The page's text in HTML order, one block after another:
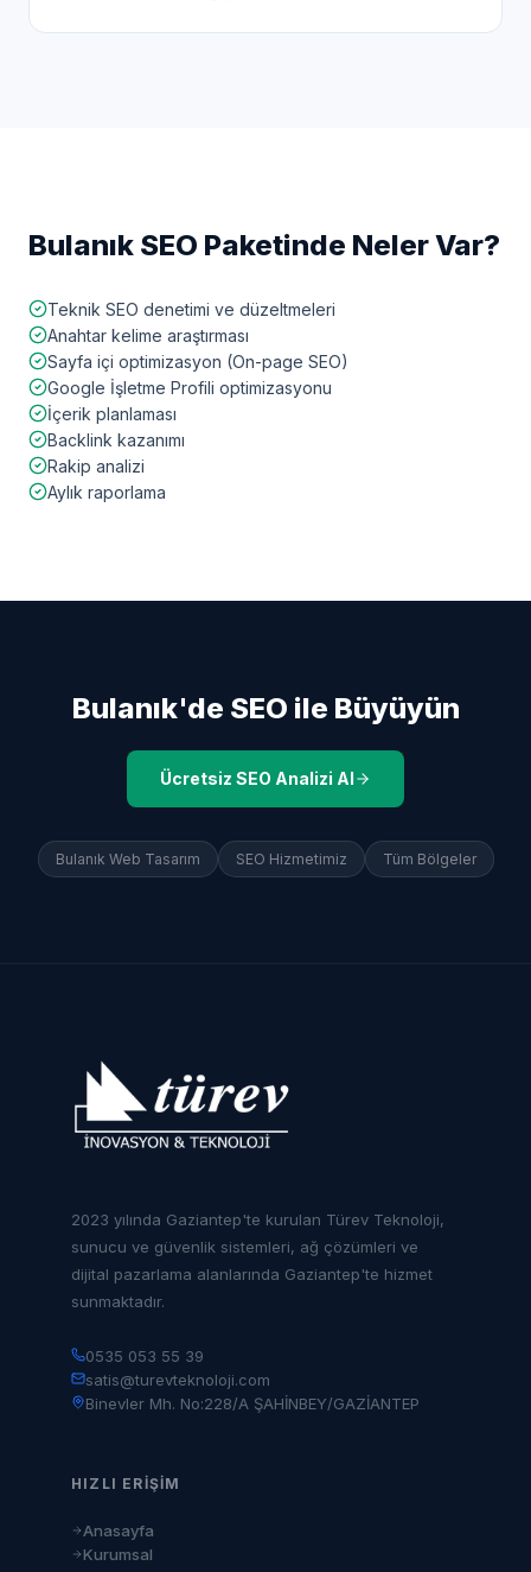
Bulanık SEO Paketinde Neler Var?
Teknik SEO denetimi ve düzeltmeleri
Anahtar kelime araştırması
Sayfa içi optimizasyon (On-page SEO)
Google İşletme Profili optimizasyonu
İçerik planlaması
Backlink kazanımı
Rakip analizi
Aylık raporlama
Bulanık'de SEO ile Büyüyün
Ücretsiz SEO Analizi Al
Bulanık Web Tasarım SEO Hizmetimiz Tüm Bölgeler
2023 yılında Gaziantep'te kurulan Türev Teknoloji,
sunucu ve güvenlik sistemleri, ağ çözümleri ve
dijital pazarlama alanlarında Gaziantep'te hizmet
sunmaktadır.
0535 053 55 39
satis@turevteknoloji.com
Binevler Mh. No:228/A ŞAHİNBEY/GAZİANTEP
HIZLI ERIŞIM
Anasayfa
Kurumsal